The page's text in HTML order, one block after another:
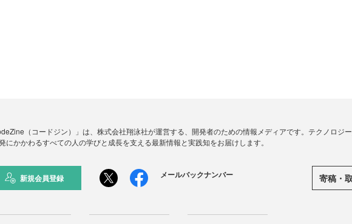
（コードジン）」は、株式会社翔泳社が運営する、開発者のための情報メディアです。テクノロジ
にかかわるすべての人の学びと成長を支える最新情報と実践知をお届けします。
新規会員登録 メールバックナンバー 寄稿・